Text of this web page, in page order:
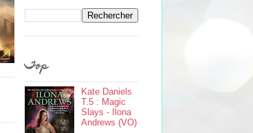
Top
Kate Daniels
T.5 : Magic
Slays - Ilona
Andrews (VO)